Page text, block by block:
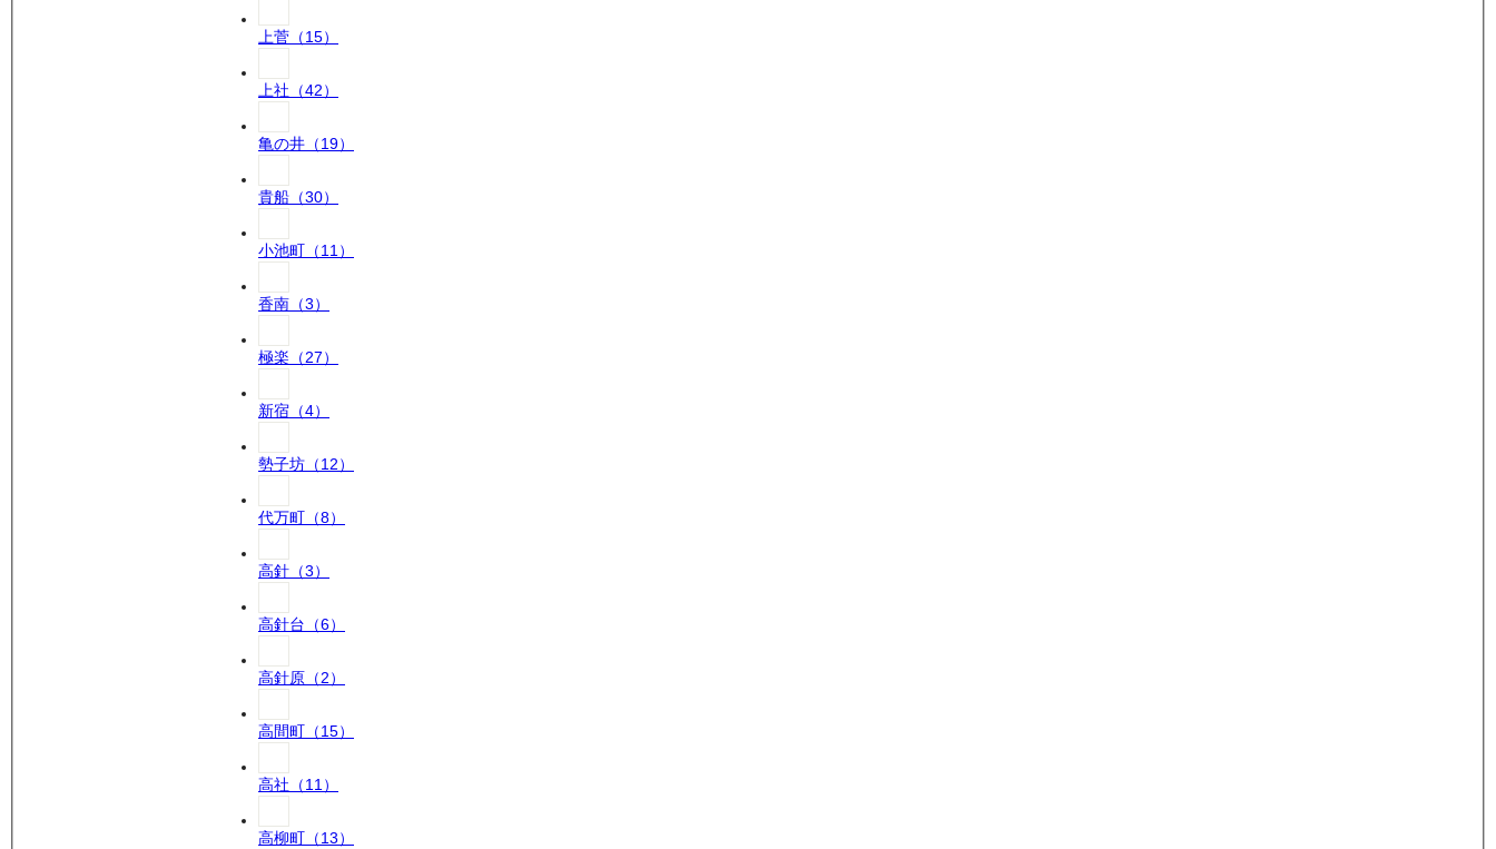
上菅 （15）
上社 （42）
亀の井 （19）
貴船 （30）
小池町 （11）
香南 （3）
極楽 （27）
新宿 （4）
勢子坊 （12）
代万町 （8）
高針 （3）
高針台 （6）
高針原 （2）
高間町 （15）
高社 （11）
高柳町 （13）